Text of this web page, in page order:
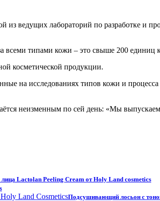
из ведущих лабораторий по разработке и
всеми типами кожи – это свыше 200 единиц
косметической продукции.
на исследованиях типов кожи и
неизменным по сей день: «Мы
Lactolan Peeling Cream от Holy Land cosmetics
Подсушивающий лосьон с